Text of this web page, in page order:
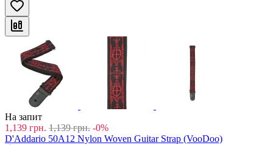
На запит
1,139 грн. 1,139 грн. -0%
D'Addario 50A12 Nylon Woven Guitar Strap (VooDoo)